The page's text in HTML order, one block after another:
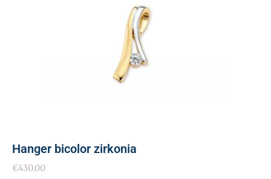
Hanger bicolor zirkonia
€430.00